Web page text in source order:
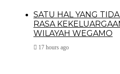
SATU HAL YANG
RASA
WILAYAH WEGAMO
17 hours ago